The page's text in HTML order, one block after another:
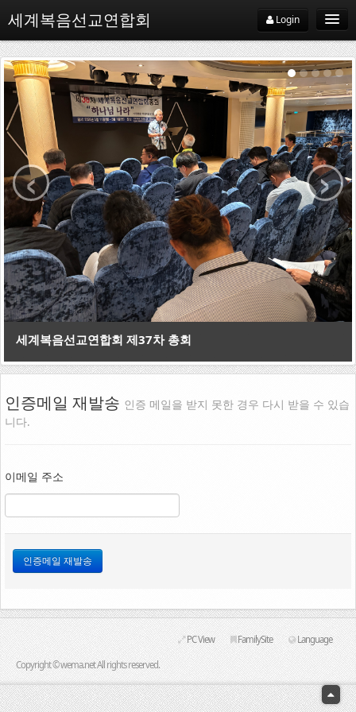
세계복음선교연합회 Login
WEMA
WEMA소개
WEMA약사
지교회
선교기관
선교사
지역협의회
선교
선교지소식
선교기도제목
커뮤니티
WEMA Gallery
총회법
자료실
양식다운로드
WEMA뉴스레터
세계복음선교연합회 제37차 총회
‹ ›
인증메일 재발송 인증 메일을 받지 못한 경우 다시 받을 수 있습
니다.
이메일 주소
PC View FamilySite Language
Copyright © wema.net All rights reserved.